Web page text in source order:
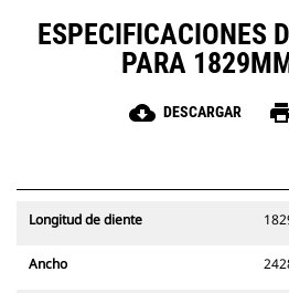
ESPECIFICACIONES
PARA
cloud_download DESCARGAR
Longitud de diente
Ancho